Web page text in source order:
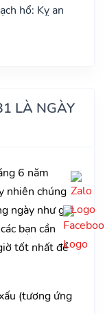
hổ: Kỵ an
LÀ NGÀY
6 năm
nhiên chúng
ngày như giờ
bạn cần
tốt nhất để
(tương ứng